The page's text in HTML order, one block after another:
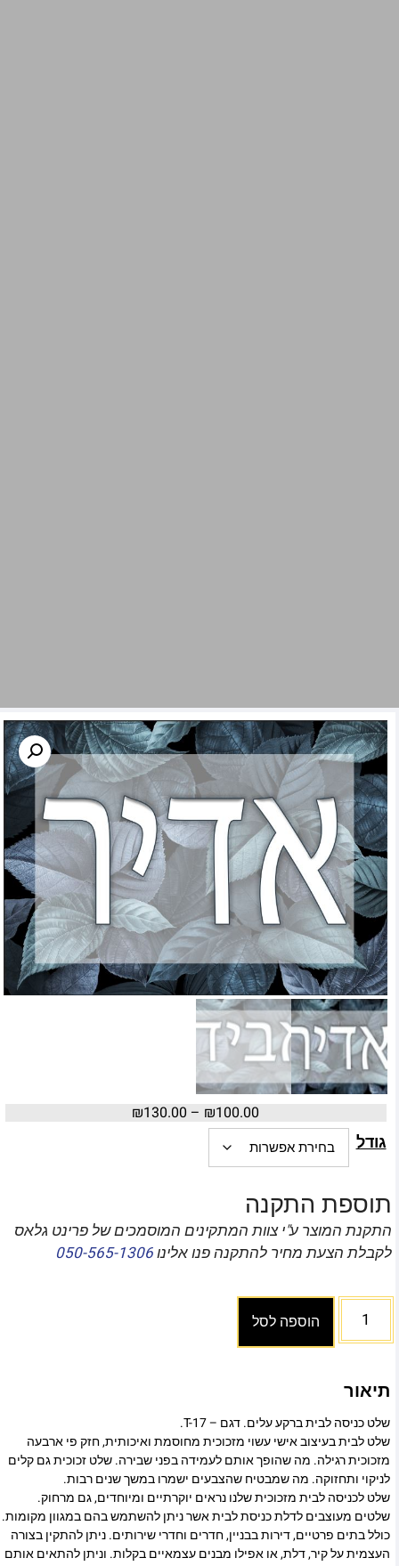
₪100.00
–
₪130.00
גודל
תוספת התקנה
התקנת המוצר ע"י צוות המתקינים המוסמכים של פרינט גלאס
לקבלת הצעת מחיר להתקנה פנו אלינו050-565-1306
הוספה לסל
תיאור
שלט כניסה לבית ברקע עלים. דגם – T-17.
שלט לבית בעיצוב אישי עשוי מזכוכית מחוסמת ואיכותית, חזק פי ארבעה
מזכוכית רגילה. מה שהופך אותם לעמידה בפני שבירה. שלט זכוכית גם קלים
לניקוי ותחזוקה. מה שמבטיח שהצבעים ישמרו במשך שנים רבות.
שלט לכניסה לבית מזכוכית שלנו נראים יוקרתיים ומיוחדים, גם מרחוק.
שלטים מעוצבים לדלת כניסת לבית אשר ניתן להשתמש בהם במגוון מקומות.
כולל בתים פרטיים, דירות בבניין, חדרים וחדרי שירותים. ניתן להתקין בצורה
העצמית על קיר, דלת, או אפילו מבנים עצמאיים בקלות. וניתן להתאים אותם